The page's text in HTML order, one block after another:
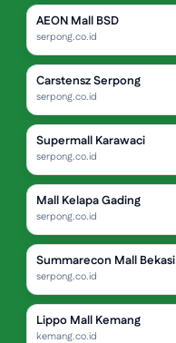
AEON Mall BSD
serpong.co.id
Carstensz Serpong
serpong.co.id
Supermall Karawaci
serpong.co.id
Mall Kelapa Gading
serpong.co.id
Summarecon Mall Bekasi
serpong.co.id
Lippo Mall Kemang
kemang.co.id